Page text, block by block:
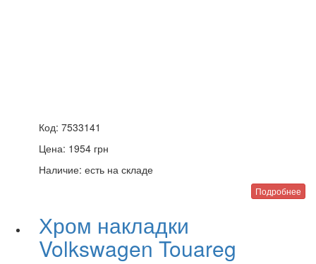
Код: 7533141
Цена: 1954 грн
Наличие: есть на складе
Подробнее
Хром накладки
Volkswagen Touareg